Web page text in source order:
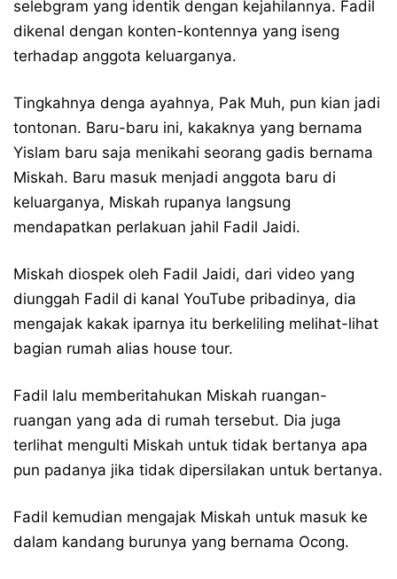
selebgram yang identik dengan kejahilannya. Fadil
dikenal dengan konten-kontennya yang iseng
terhadap anggota keluarganya.
Tingkahnya denga ayahnya, Pak Muh, pun kian jadi
tontonan. Baru-baru ini, kakaknya yang bernama
Yislam baru saja menikahi seorang gadis bernama
Miskah. Baru masuk menjadi anggota baru di
keluarganya, Miskah rupanya langsung
mendapatkan perlakuan jahil Fadil Jaidi.
Miskah diospek oleh Fadil Jaidi, dari video yang
diunggah Fadil di kanal YouTube pribadinya, dia
mengajak kakak iparnya itu berkeliling melihat-lihat
bagian rumah alias house tour.
Fadil lalu memberitahukan Miskah ruangan-
ruangan yang ada di rumah tersebut. Dia juga
terlihat mengulti Miskah untuk tidak bertanya apa
pun padanya jika tidak dipersilakan untuk bertanya.
Fadil kemudian mengajak Miskah untuk masuk ke
dalam kandang burunya yang bernama Ocong.